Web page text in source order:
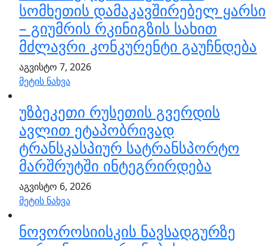
სომხეთის დამაკავშირებელ ყარსი
– გიუმრის რკინიგზის სახით
მძლავრი კონკურენტი გაუჩნდება
აგვისტო 7, 2026
მეტის ნახვა
უზბეკეთი რუსეთის გვერდის
ავლით ეტაპობრივად
ტრანსკასპიურ სატრანსპორტო
მარშრუტში ინტეგრირდება
აგვისტო 6, 2026
მეტის ნახვა
ნოვოროსიისკის ნავსადგურზე